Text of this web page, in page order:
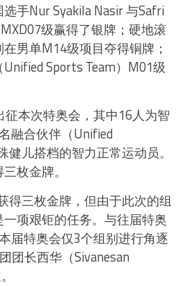
手Nur Syakila Nasir 与Safri
级赢得了银牌；硬地滚
男单M14级项目夺得铜牌；
Sports Team）M01级
本次特奥会，其中16人为智
融合伙伴（Unified
儿搭档的智力正常运动员。
枚金牌。
得三枚金牌，但由于此次的组
项艰钜的任务。与往届特奥
届特奥会仅3个组别进行角逐
团长西华（Sivanesan